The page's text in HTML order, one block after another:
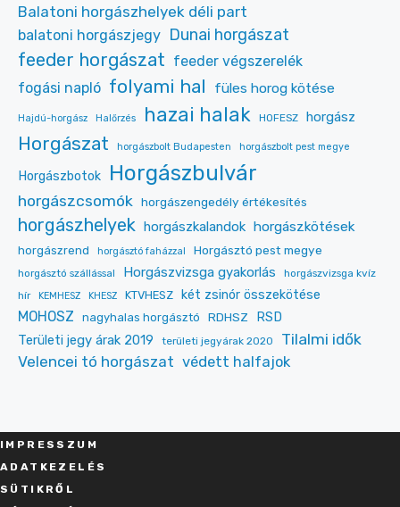
Balatoni horgászhelyek déli part
balatoni horgászjegy Dunai horgászat
feeder horgászat feeder végszerelék
fogási napló folyami hal füles horog kötése
Hajdú-horgász Halőrzés hazai halak HOFESZ horgász
Horgászat horgászbolt Budapesten horgászbolt pest megye
Horgászbotok Horgászbulvár
horgászcsomók horgászengedély értékesítés
horgászhelyek horgászkalandok horgászkötések
horgászrend horgásztó faházzal Horgásztó pest megye
horgásztó szállással Horgászvizsga gyakorlás
horgászvizsga kvíz
hír
KEMHESZ KHESZ KTVHESZ két zsinór összekötése
MOHOSZ nagyhalas horgásztó RDHSZ RSD
Területi jegy árak 2019 területi jegyárak 2020
Tilalmi idők
Velencei tó horgászat védett halfajok
IMPRESSZU M
ADATKEZELÉS
SÜT IKRŐL